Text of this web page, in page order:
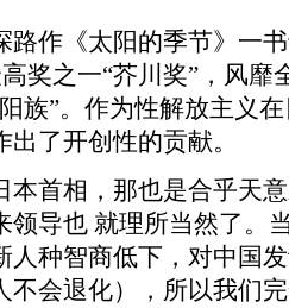
路作《太阳的季节》一
奖之一“芥川奖”，风靡
族”。作为性解放主义
了开创性的贡献。
本首相，那也是合乎天
领导也 就理所当然了。
人种智商低下，对中国
不会退化），所以我们